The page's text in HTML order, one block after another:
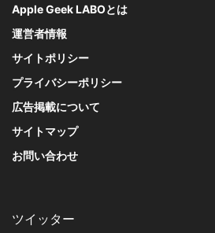
Apple Geek LABOとは
運営者情報
サイトポリシー
プライバシーポリシー
広告掲載について
サイトマップ
お問い合わせ